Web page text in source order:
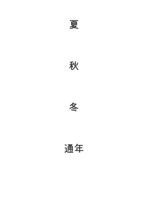
夏
秋
冬
通年